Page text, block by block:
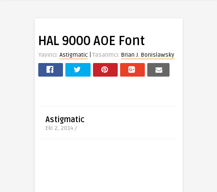
HAL 9000 AOE Font
Yayıncı: Astigmatic |Tasarımcı: Brian J. Bonislawsky
Astigmatic
Eki 2, 2014 /